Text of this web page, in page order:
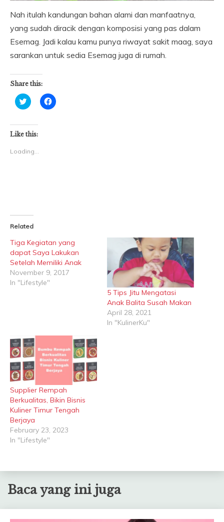
Nah itulah kandungan bahan alami dan manfaatnya,
yang sudah diracik dengan komposisi yang pas dalam
Esemag. Jadi kalau kamu punya riwayat sakit maag, saya
sarankan untuk sedia Esemag juga di rumah.
Share this:
Click
to
Twitter
(Opens
in
window)
Click
to
Like this:
Loading...
Related
Tiga Kegiatan yang
dapat Saya Lakukan
Setelah Memiliki Anak
November 9, 2017
In "Lifestyle"
5 Tips Jitu Mengatasi
Anak Balita Susah Makan
April 28, 2021
In "KulinerKu"
Supplier Rempah
Berkualitas, Bikin Bisnis
Kuliner Timur Tengah
Berjaya
February 23, 2023
In "Lifestyle"
Baca yang ini juga